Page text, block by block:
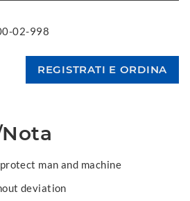
02-998
man and machine
deviation